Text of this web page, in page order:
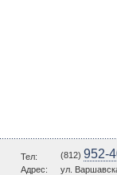
Тел: (812) 952-
Адрес:
ул.